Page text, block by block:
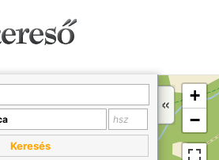
+
−
Keresés
kell, hogy látszódjanak a boltok.